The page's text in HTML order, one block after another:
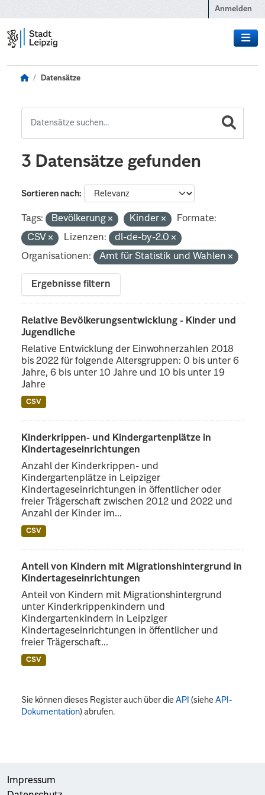
Anmelden
Datensätze
3 Datensätze gefunden
Sortieren nach
Tags: Bevölkerung Kinder
Formate:
CSV
Lizenzen:
dl-de-by-2.0
Organisationen:
Amt für Statistik und Wahlen
Ergebnisse filtern
Relative Bevölkerungsentwicklung - Kinder und
Jugendliche
Relative Entwicklung der Einwohnerzahlen 2018
bis 2022 für folgende Altersgruppen: 0 bis unter 6
Jahre, 6 bis unter 10 Jahre und 10 bis unter 19
Jahre
CSV
Kinderkrippen- und Kindergartenplätze in
Kindertageseinrichtungen
Anzahl der Kinderkrippen- und
Kindergartenplätze in Leipziger
Kindertageseinrichtungen in öffentlicher oder
freier Trägerschaft zwischen 2012 und 2022 und
Anzahl der Kinder im...
CSV
Anteil von Kindern mit Migrationshintergrund in
Kindertageseinrichtungen
Anteil von Kindern mit Migrationshintergrund
unter Kinderkrippenkindern und
Kindergartenkindern in Leipziger
Kindertageseinrichtungen in öffentlicher und
freier Trägerschaft...
CSV
Sie können dieses Register auch über dieAPI (sieheAPI-
Dokumentation) abrufen.
Impressum